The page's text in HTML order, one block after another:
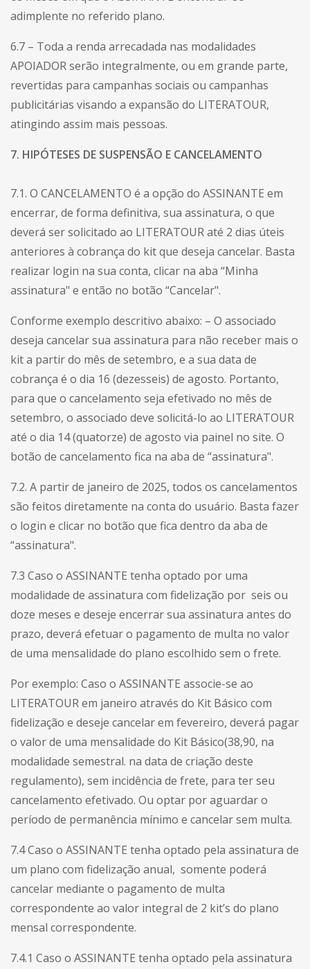
adimplente no referido plano.
6.7 – Toda a renda arrecadada nas modalidades
APOIADOR serão integralmente, ou em grande parte,
revertidas para campanhas sociais ou campanhas
publicitárias visando a expansão do LITERATOUR,
atingindo assim mais pessoas.
7. HIPÓTESES DE SUSPENSÃO E CANCELAMENTO
7.1. O CANCELAMENTO é a opção do ASSINANTE em
encerrar, de forma definitiva, sua assinatura, o que
deverá ser solicitado ao LITERATOUR até 2 dias úteis
anteriores à cobrança do kit que deseja cancelar. Basta
realizar login na sua conta, clicar na aba “Minha
assinatura" e então no botão “Cancelar".
Conforme exemplo descritivo abaixo: – O associado
deseja cancelar sua assinatura para não receber mais o
kit a partir do mês de setembro, e a sua data de
cobrança é o dia 16 (dezesseis) de agosto. Portanto,
para que o cancelamento seja efetivado no mês de
setembro, o associado deve solicitá-lo ao LITERATOUR
até o dia 14 (quatorze) de agosto via painel no site. O
botão de cancelamento fica na aba de “assinatura".
7.2. A partir de janeiro de 2025, todos os cancelamentos
são feitos diretamente na conta do usuário. Basta fazer
o login e clicar no botão que fica dentro da aba de
“assinatura".
7.3 Caso o ASSINANTE tenha optado por uma
modalidade de assinatura com fidelização por seis ou
doze meses e deseje encerrar sua assinatura antes do
prazo, deverá efetuar o pagamento de multa no valor
de uma mensalidade do plano escolhido sem o frete.
Por exemplo: Caso o ASSINANTE associe-se ao
LITERATOUR em janeiro através do Kit Básico com
fidelização e deseje cancelar em fevereiro, deverá pagar
o valor de uma mensalidade do Kit Básico(38,90, na
modalidade semestral. na data de criação deste
regulamento), sem incidência de frete, para ter seu
cancelamento efetivado. Ou optar por aguardar o
período de permanência mínimo e cancelar sem multa.
7.4 Caso o ASSINANTE tenha optado pela assinatura de
um plano com fidelização anual, somente poderá
cancelar mediante o pagamento de multa
correspondente ao valor integral de 2 kit’s do plano
mensal correspondente.
7.4.1 Caso o ASSINANTE tenha optado pela assinatura